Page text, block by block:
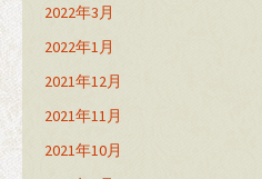
2022年3月
2022年1月
2021年12月
2021年11月
2021年10月